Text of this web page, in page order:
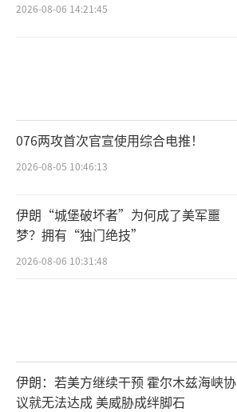
2026-08-06 14:21:45
076两攻首次官宣使用综合电推！
2026-08-05 10:46:13
伊朗“城堡破坏者”为何成了美军噩
梦？拥有“独门绝技”
2026-08-06 10:31:48
伊朗：若美方继续干预 霍尔木兹海峡协
议就无法达成 美威胁成绊脚石